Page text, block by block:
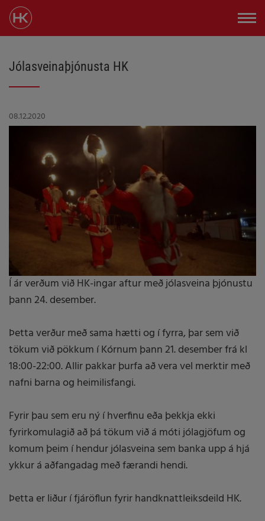
Jólasveinaþjónusta HK
08.12.2020
Í ár verðum við HK-ingar aftur með jólasveina þjónustu
þann 24. desember.
Þetta verður með sama hætti og í fyrra, þar sem við
tökum við pökkum í Kórnum þann 21. desember frá kl
18:00-22:00. Allir pakkar þurfa að vera vel merktir með
nafni barna og heimilisfangi.
Fyrir þau sem eru ný í hverfinu eða þekkja ekki
fyrirkomulagið að þá tökum við á móti jólagjöfum og
komum þeim í hendur jólasveina sem banka upp á hjá
ykkur á aðfangadag með færandi hendi.
Þetta er liður í fjáröflun fyrir handknattleiksdeild HK.